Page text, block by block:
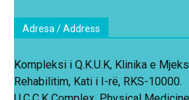
Adresa / Address
Kompleksi i Q.K.U.K, Klinika e
Rehabilitim, Kati i I-rë, RKS-10000.